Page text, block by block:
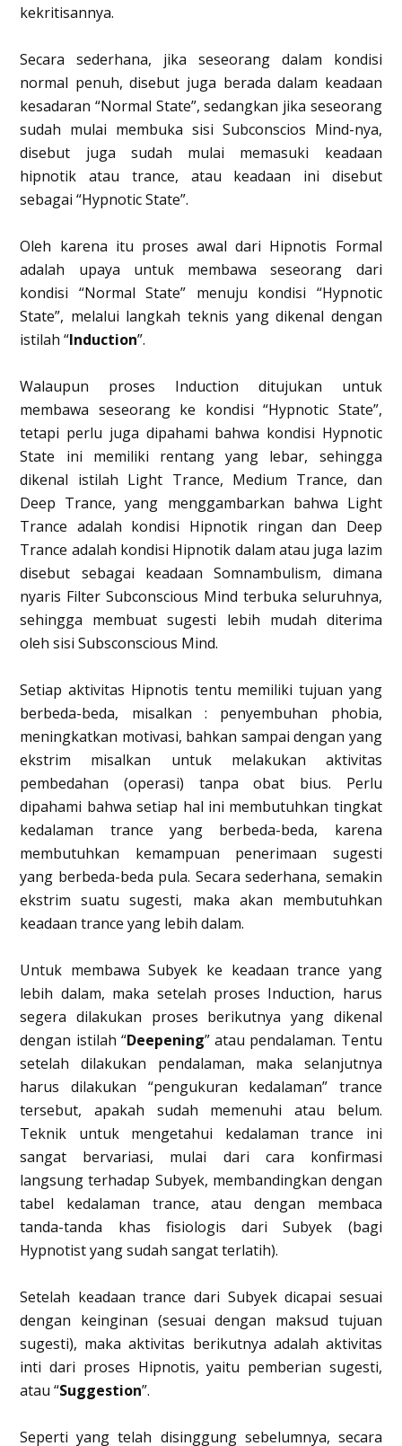
kekritisannya.
Secara sederhana, jika seseorang dalam kondisi
normal penuh, disebut juga berada dalam keadaan
kesadaran “Normal State”, sedangkan jika seseorang
sudah mulai membuka sisi Subconscios Mind-nya,
disebut juga sudah mulai memasuki keadaan
hipnotik atau trance, atau keadaan ini disebut
sebagai “Hypnotic State”.
Oleh karena itu proses awal dari Hipnotis Formal
adalah upaya untuk membawa seseorang dari
kondisi “Normal State” menuju kondisi “Hypnotic
State”, melalui langkah teknis yang dikenal dengan
istilah “Induction”.
Walaupun proses Induction ditujukan untuk
membawa seseorang ke kondisi “Hypnotic State”,
tetapi perlu juga dipahami bahwa kondisi Hypnotic
State ini memiliki rentang yang lebar, sehingga
dikenal istilah Light Trance, Medium Trance, dan
Deep Trance, yang menggambarkan bahwa Light
Trance adalah kondisi Hipnotik ringan dan Deep
Trance adalah kondisi Hipnotik dalam atau juga lazim
disebut sebagai keadaan Somnambulism, dimana
nyaris Filter Subconscious Mind terbuka seluruhnya,
sehingga membuat sugesti lebih mudah diterima
oleh sisi Subsconscious Mind.
Setiap aktivitas Hipnotis tentu memiliki tujuan yang
berbeda-beda, misalkan : penyembuhan phobia,
meningkatkan motivasi, bahkan sampai dengan yang
ekstrim misalkan untuk melakukan aktivitas
pembedahan (operasi) tanpa obat bius. Perlu
dipahami bahwa setiap hal ini membutuhkan tingkat
kedalaman trance yang berbeda-beda, karena
membutuhkan kemampuan penerimaan sugesti
yang berbeda-beda pula. Secara sederhana, semakin
ekstrim suatu sugesti, maka akan membutuhkan
keadaan trance yang lebih dalam.
Untuk membawa Subyek ke keadaan trance yang
lebih dalam, maka setelah proses Induction, harus
segera dilakukan proses berikutnya yang dikenal
dengan istilah “Deepening” atau pendalaman. Tentu
setelah dilakukan pendalaman, maka selanjutnya
harus dilakukan “pengukuran kedalaman” trance
tersebut, apakah sudah memenuhi atau belum.
Teknik untuk mengetahui kedalaman trance ini
sangat bervariasi, mulai dari cara konfirmasi
langsung terhadap Subyek, membandingkan dengan
tabel kedalaman trance, atau dengan membaca
tanda-tanda khas fisiologis dari Subyek (bagi
Hypnotist yang sudah sangat terlatih).
Setelah keadaan trance dari Subyek dicapai sesuai
dengan keinginan (sesuai dengan maksud tujuan
sugesti), maka aktivitas berikutnya adalah aktivitas
inti dari proses Hipnotis, yaitu pemberian sugesti,
atau “Suggestion”.
Seperti yang telah disinggung sebelumnya, secara